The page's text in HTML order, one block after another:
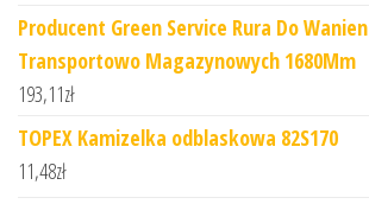
Producent Green Service Rura Do Wanien
Transportowo Magazynowych 1680Mm
193,11zł
TOPEX Kamizelka odblaskowa 82S170
11,48zł